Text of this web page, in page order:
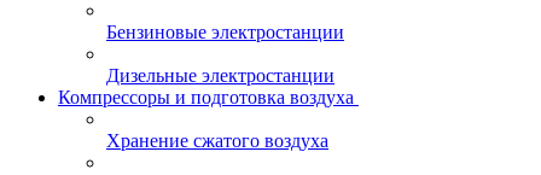
Бензиновые электростанции
Дизельные электростанции
Компрессоры и подготовка воздуха
Хранение сжатого воздуха